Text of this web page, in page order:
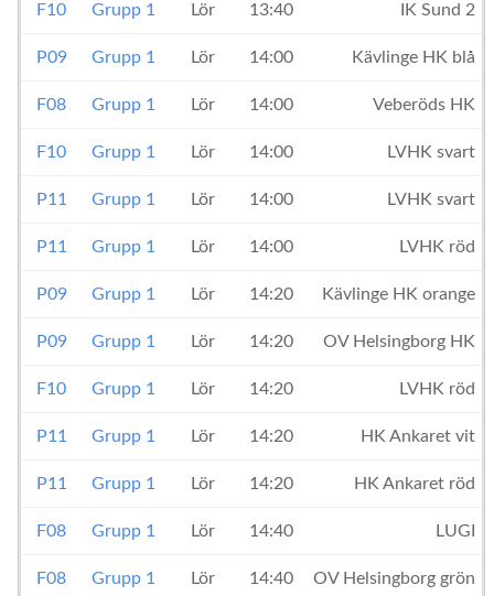
F10 Grupp 1 Lör 13:40 IK Sund 2
P09 Grupp 1 Lör 14:00 Kävlinge HK blå
F08 Grupp 1 Lör 14:00 Veberöds HK
F10 Grupp 1 Lör 14:00 LVHK svart
P11 Grupp 1 Lör 14:00 LVHK svart
P11 Grupp 1 Lör 14:00 LVHK röd
P09 Grupp 1 Lör 14:20 Kävlinge HK orange
P09 Grupp 1 Lör 14:20 OV Helsingborg HK
F10 Grupp 1 Lör 14:20 LVHK röd
P11 Grupp 1 Lör 14:20 HK Ankaret vit
P11 Grupp 1 Lör 14:20 HK Ankaret röd
F08 Grupp 1 Lör 14:40 LUGI
F08 Grupp 1 Lör 14:40 OV Helsingborg grön